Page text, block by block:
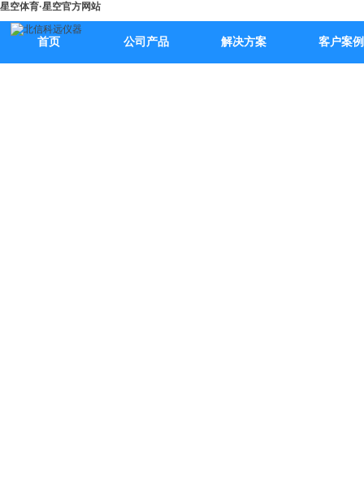
星空体育·星空官方网站
首页 公司产品 解决方案 客户案例